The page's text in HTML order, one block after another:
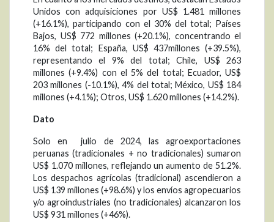
Unidos con adquisiciones por US$ 1.481 millones
(+16.1%), participando con el 30% del total; Países
Bajos, US$ 772 millones (+20.1%), concentrando el
16% del total; España, US$ 437millones (+39.5%),
representando el 9% del total; Chile, US$ 263
millones (+9.4%) con el 5% del total; Ecuador, US$
203 millones (-10.1%), 4% del total; México, US$ 184
millones (+4.1%); Otros, US$ 1.620 millones (+14.2%).
Dato
Solo en julio de 2024, las agroexportaciones
peruanas (tradicionales + no tradicionales) sumaron
US$ 1.070 millones, reflejando un aumento de 51.2%.
Los despachos agrícolas (tradicional) ascendieron a
US$ 139 millones (+98.6%) y los envíos agropecuarios
y/o agroindustriales (no tradicionales) alcanzaron los
US$ 931 millones (+46%).